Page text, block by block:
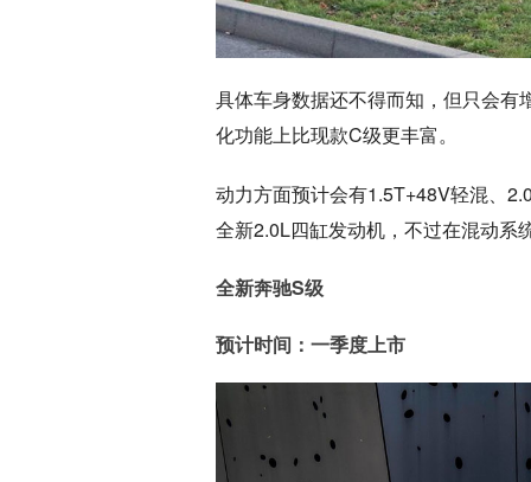
具体车身数据还不得而知，但只会
化功能上比现款C级更丰富。
动力方面预计会有1.5T+48V轻混、
全新2.0L四缸发动机，不过在混动系
全新奔驰S级
预计时间：一季度上市